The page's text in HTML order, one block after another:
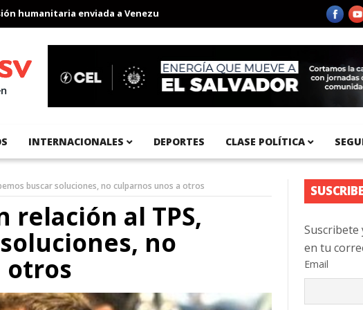
enviada a Venezuela Aeropuerto Internacional del Pacífico
INTERNACIONALES DEPORTES CLASE POLÍTICA
buscar soluciones, no culparnos unos a otros
relación al TPS,
no
otros
Suscribete
en tu
Email